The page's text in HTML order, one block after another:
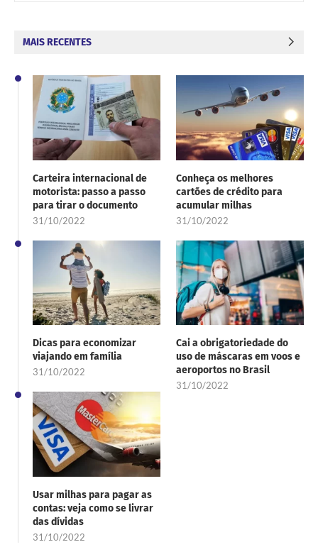
MAIS RECENTES
Carteira internacional de
motorista: passo a passo
para tirar o documento
31/10/2022
Conheça os melhores
cartões de crédito para
acumular milhas
Dicas para economizar
viajando em família
31/10/2022
Cai a obrigatoriedade do
uso de máscaras em voos e
aeroportos no Brasil
31/10/2022
Usar milhas para pagar as
contas: veja como se livrar
das dívidas